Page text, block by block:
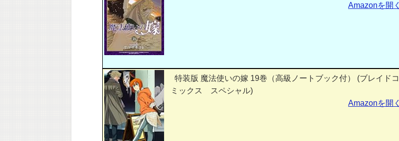
Amazonを開く
特装版 魔法使いの嫁 19巻（高級ノートブック付） (ブレイドコ
ミックス スペシャル)
Amazonを開く